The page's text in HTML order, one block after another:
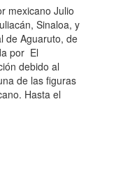
mexicano Julio
Sinaloa, y
de Aguaruto, de
por El
debido al
de las figuras
Hasta el